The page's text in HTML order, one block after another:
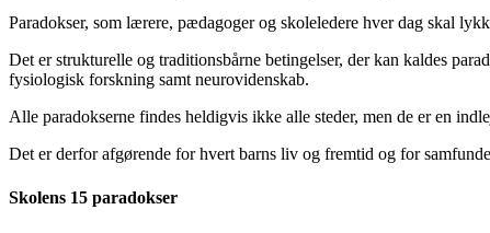
Paradokser, som lærere, pædagoger og skoleledere hver dag skal
Det er strukturelle og traditionsbårne betingelser, der kan kaldes
fysiologisk forskning samt neurovidenskab.
Alle paradokserne findes heldigvis ikke alle steder, men de er en
Det er derfor afgørende for hvert barns liv og fremtid og for
Skolens 15 paradokser